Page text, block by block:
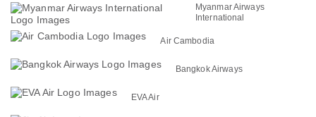
Myanmar Airways
International
Air Cambodia
Bangkok Airways
EVA Air